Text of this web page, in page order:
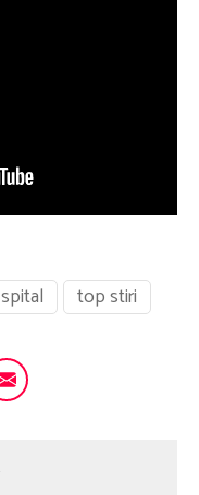
spital top stiri